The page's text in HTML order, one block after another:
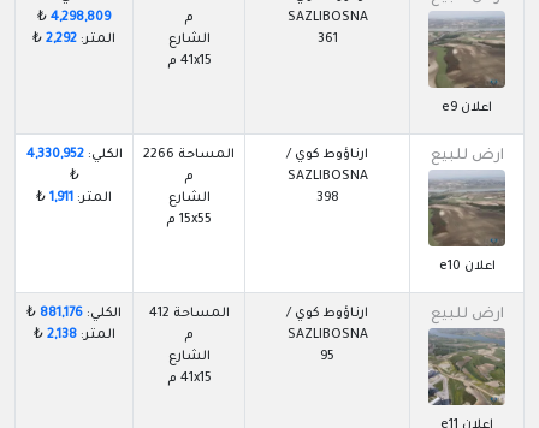
اعلان e9
SAZLIBOSNA
361
م
الشارع
41x15 م
4,298,809
₺
المتر: 2,292
₺
ارض للبيع
اعلان e10
ارناؤوط كوي /
SAZLIBOSNA
398
المساحة 2266
م
الشارع
15x55 م
الكلي:4,330,952
₺
المتر: 1,911
₺
ارض للبيع
ارناؤوط كوي /
SAZLIBOSNA
95
المساحة 412
م
الشارع
41x15 م
الكلي: 881,176
₺
المتر:2,138
₺